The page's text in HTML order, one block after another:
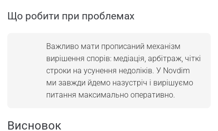
Що робити при проблемах
Важливо мати прописаний механізм
вирішення спорів: медіація, арбітраж, чіткі
строки на усунення недоліків. У Novdim
ми завжди йдемо назустріч і вирішуємо
питання максимально оперативно.
Висновок